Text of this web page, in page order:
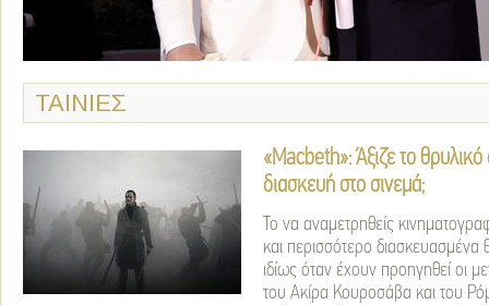
ΤΑΙΝΙΕΣ
«Macbeth»: Άξιζε το
διασκευή στο σινεμά;
Το να αναμετρηθείς
και περισσότερο διασκευασμένα
ιδίως όταν έχουν προηγηθεί οι
του Ακίρα Κουροσάβα και του